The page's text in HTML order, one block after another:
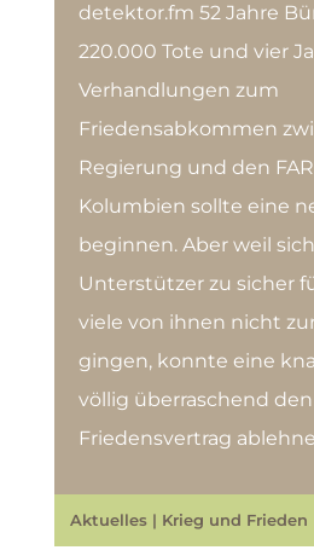
detektor.fm 52 Jahre
220.000 Tote und vier
Verhandlungen zum
Friedensabkommen
Regierung und den
Kolumbien sollte eine
beginnen. Aber weil
Unterstützer zu sicher
viele von ihnen nicht
gingen, konnte eine
völlig überraschend den
Friedensvertrag
Aktuelles| Krieg und Frieden